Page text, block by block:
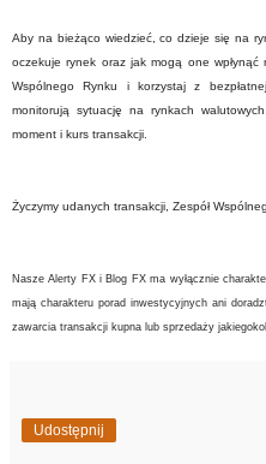
Aby na bieżąco wiedzieć, co dzieje się na
oczekuje rynek oraz jak mogą one
Wspólnego Rynku i korzystaj z
monitorują sytuację na rynkach
moment i kurs transakcji.
Życzymy udanych transakcji, Zespół
Nasze Alerty FX i Blog FX ma wyłącznie
mają charakteru porad inwestycyjnych ani
zawarcia transakcji kupna lub sprzedaży
Udostępnij